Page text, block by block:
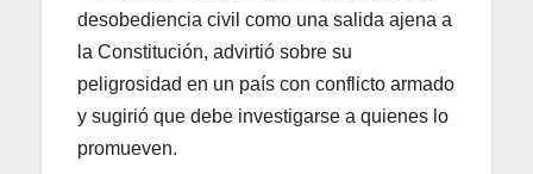
desobediencia civil como una salida ajena a
la Constitución, advirtió sobre su
peligrosidad en un país con conflicto armado
y sugirió que debe investigarse a quienes lo
promueven.